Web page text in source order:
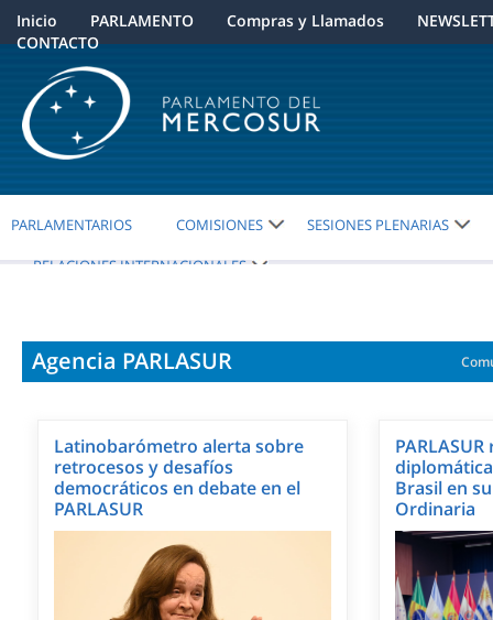
Inicio PARLAMENTO Compras y Llamados
CONTACTO
PARLAMENTARIOS COMISIONES SESIONES PLENARIAS
RELACIONES INTERNACIONALES
Agencia PARLASUR
Latinobarómetro alerta sobre
retrocesos y desafíos
democráticos en debate en el
PARLASUR
Brasil en
Ordinaria